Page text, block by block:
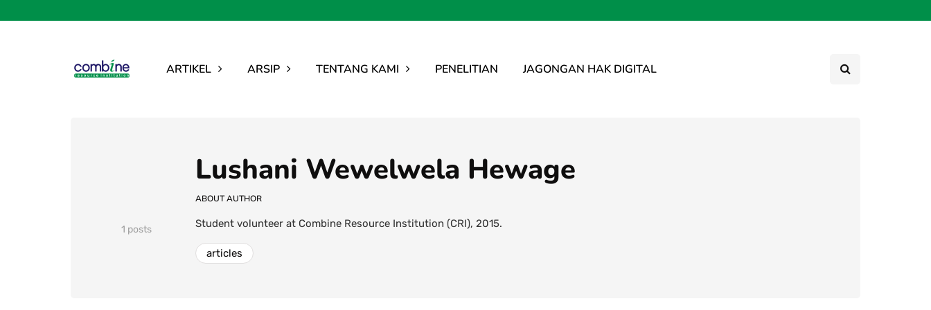
ARTIKEL ARSIP TENTANG KAMI PENELITIAN JAGONGAN HAK DIGITAL
1 posts
Lushani Wewelwela Hewage
ABOUT AUTHOR
Student volunteer at Combine Resource Institution (CRI), 2015.
articles